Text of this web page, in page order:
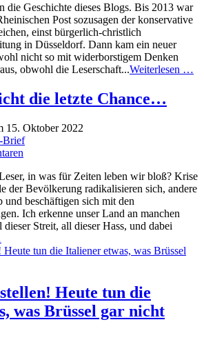
die Geschichte dieses Blogs. Bis 2013 war
Post sozusagen der konservative
einst bürgerlich-christlich
in Düsseldorf. Dann kam ein neuer
nicht so mit widerborstigem Denken
obwohl die Leserschaft...Weiterlesen …
die letzte Chance…
15. Oktober 2022
Brief
in was für Zeiten leben wir bloß? Krise
der Bevölkerung radikalisieren sich, andere
und beschäftigen sich mit den
Ich erkenne unser Land an manchen
Streit, all dieser Hass, und dabei
Heute tun die
was Brüssel gar nicht